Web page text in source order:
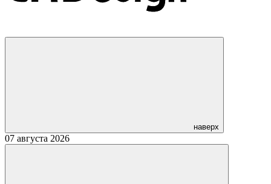
наверх
07 августа 2026